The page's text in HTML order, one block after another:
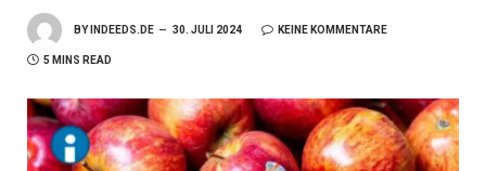
BY INDEEDS.DE 30. JULI 2024 KEINE KOMMENTARE
5 MINS READ